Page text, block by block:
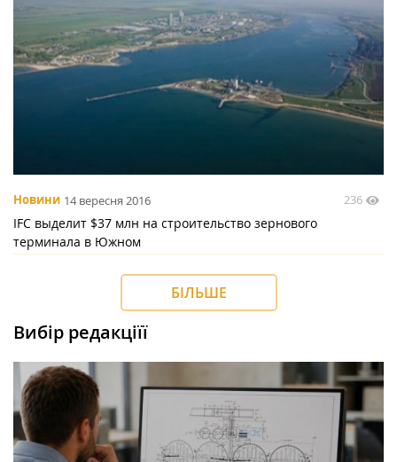
Новини 14 вересня 2016 236
IFC выделит $37 млн на строительство зернового
терминала в Южном
БІЛЬШЕ
Вибір редакціїї